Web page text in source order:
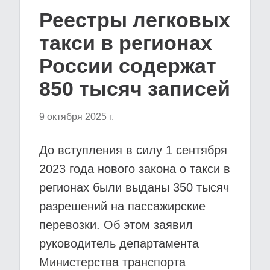
Реестры легковых
такси в регионах
России содержат
850 тысяч записей
9 октября 2025 г.
До вступления в силу 1 сентября
2023 года нового закона о такси в
регионах были выданы 350 тысяч
разрешений на пассажирские
перевозки. Об этом заявил
руководитель департамента
Министерства транспорта